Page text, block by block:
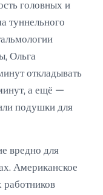
головных и
туннельного
Ольга
откладывать
а ещё —
подушки для
вредно для
Американское
работников